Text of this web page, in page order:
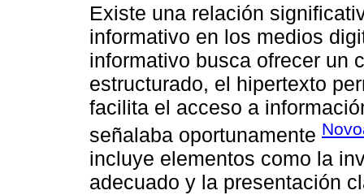
Existe una relación
informativo en los medios
informativo busca ofrecer un
estructurado, el hipertexto
facilita el acceso a
señalaba oportunamente
incluye elementos como la
adecuado y la presentación